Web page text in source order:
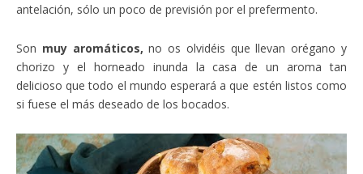
antelación, sólo un poco de previsión por el prefermento.
Son muy aromáticos, no os olvidéis que llevan orégano y
chorizo y el horneado inunda la casa de un aroma tan
delicioso que todo el mundo esperará a que estén listos como
si fuese el más deseado de los bocados.